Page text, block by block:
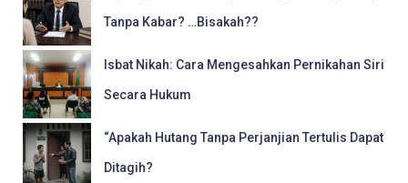
Tanpa Kabar? …Bisakah??
Isbat Nikah: Cara Mengesahkan Pernikahan Siri
Secara Hukum
“Apakah Hutang Tanpa Perjanjian Tertulis Dapat
Ditagih?